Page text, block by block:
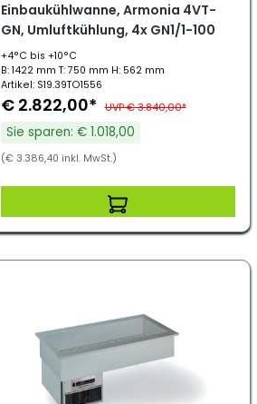
Einbaukühlwanne, Armonia 4VT-
GN, Umluftkühlung, 4x GN1/1-100
+4°C bis +10°C
B: 1422 mm T: 750 mm H: 562 mm
Artikel: S19.39TO1556
€ 2.822,00* UVP € 3.840,00*
Sie sparen: € 1.018,00
(€ 3.386,40 inkl. MwSt.)